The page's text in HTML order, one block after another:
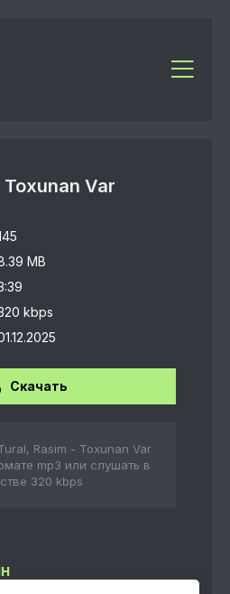
Toxunan Var
MB
kbps
Скачать
Rasim - Toxunan Var
mp3 или слушать в
320 kbps